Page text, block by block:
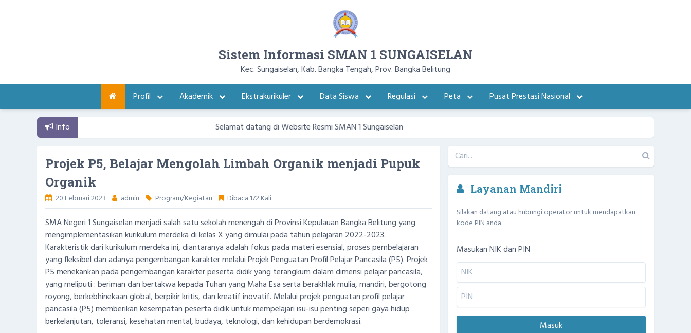
Sistem Informasi SMAN 1 SUNGAISELAN
Kec. Sungaiselan, Kab. Bangka Tengah, Prov. Bangka Belitung
Profil
Akademik Ekstrakurikuler Data Siswa Regulasi Peta Pusat Prestasi Nasional
Info Selamat datang di Website Resmi SMAN 1 Sungaiselan
Projek P5, Belajar Mengolah Limbah Organik menjadi Pupuk
Organik
20 Februari 2023 admin Program/Kegiatan Dibaca 172 Kali
SMA Negeri 1 Sungaiselan menjadi salah satu sekolah menengah di Provinsi Kepulauan Bangka Belitung yang
mengimplementasikan kurikulum merdeka di kelas X yang dimulai pada tahun pelajaran 2022-2023.
Karakteristik dari kurikulum merdeka ini, diantaranya adalah fokus pada materi esensial, proses pembelajaran
yang fleksibel dan adanya pengembangan karakter melalui Projek Penguatan Profil Pelajar Pancasila (P5). Projek
P5 menekankan pada pengembangan karakter peserta didik yang terangkum dalam dimensi pelajar pancasila,
yang meliputi : beriman dan bertakwa kepada Tuhan yang Maha Esa serta berakhlak mulia, mandiri, bergotong
royong, berkebhinekaan global, berpikir kritis, dan kreatif inovatif. Melalui projek penguatan profil pelajar
pancasila (P5) memberikan kesempatan peserta didik untuk mempelajari isu-isu penting seperi gaya hidup
berkelanjutan, toleransi, kesehatan mental, budaya, teknologi, dan kehidupan berdemokrasi.
Layanan Mandiri
Silakan datang atau hubungi operator untuk mendapatkan
kode PIN anda.
Masukan NIK dan PIN
Masuk